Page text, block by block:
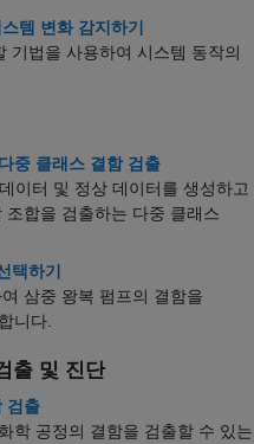
템 변화 감지하기
기법을 사용하여 시스템 동작의
중 클래스 결함 검출
이터 및 정상 데이터를 생성하고
합을 검출하는 다중 클래스
택하기
삼중 왕복 펌프의 결함을
니다.
출 및 진단
검출
학 공정의 결함을 검출할 수 있는